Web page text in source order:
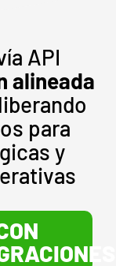
API
alineada
para
y